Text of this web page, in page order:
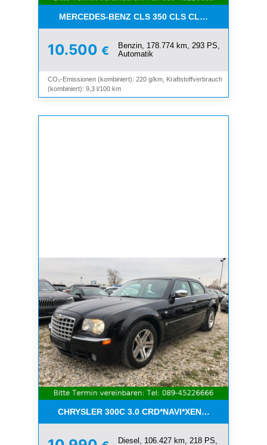
MERCEDES-BENZ CLS 350 CLS CLS 350
10.500 €
Benzin, 178.774 km, 293 PS,
Automatik
CO₂-Emissionen (kombiniert): 220 g/km, Kraftstoffverbrauch
(kombiniert): 9,3 l/100 km
CHRYSLER 300C 3.0
Diesel, 106.427 km, 218 PS,